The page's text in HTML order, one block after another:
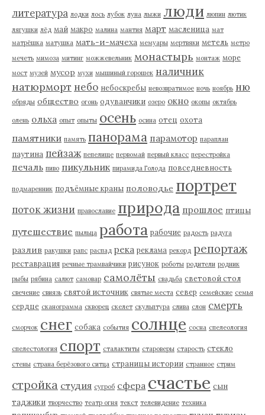
литература лодки лось лубок луна лыжи люди люпин лютик
лягушки лёд май макро малина мантия март масленица мат
матрёшка матушка мать-и-мачеха мемуары мертвяки метель метро
мечеть мимоза митинг можжевельник монастырь монтаж море
мост музей мусор мухи мышиный горошек наличник
натюрморт небо небоскребы невозвратимое ночь ноябрь ню
обряды общество огонь одуванчики озеро окно окопы октябрь
олень ольха опыт опыты осень осина отец охота
памятники память панорама парамотор параплан
паутина пейзаж пепелище первомай первый класс перестройка
печаль пиво пикульник пирамида Голода повседневность
подмаренник подъёмные краны половодье портрет
поток жизни православие природа прошлое птицы
путешествие пыльца работа рабочие радость радуга
разлив ракушки рапс распад река реклама рекорд репортаж
реставрация речные трамвайчики рисунок роботы родители родник
рыбы рябина салют самовар самолёты свадьба световой стол
свечение свиязь святой источник святые места север семейские семья
сердце сканограмма скворец скелет скульптура слива слон смерть
сморчок снег собака события солнце сосна спелеология
спелестология спорт сталактиты староверы старость стекло
стены страна берёзового ситца страницы истории странное стрим
стройка студия сугроб сфера счастье сын
таджики творчество театр огня текст телевидение техника